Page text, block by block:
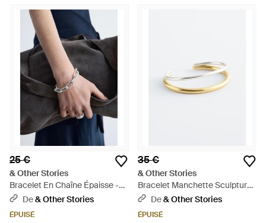
25 €
& Other Stories
Bracelet En Chaîne Épaisse -
Multicolore
De& Other Stories
ÉPUISÉ
35 €
& Other Stories
Bracelet Manchette Sculptural
Bicolore - Blanc
De& Other Stories
ÉPUISÉ